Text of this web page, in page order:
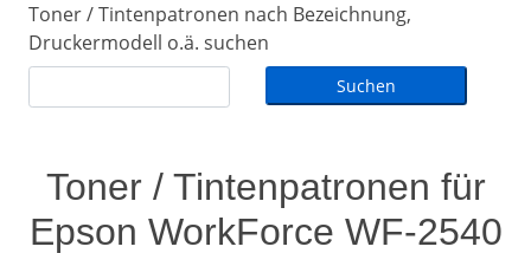
Toner / Tintenpatronen nach Bezeichnung,
Druckermodell o.ä. suchen
Toner / Tintenpatronen für
Epson WorkForce WF-2540